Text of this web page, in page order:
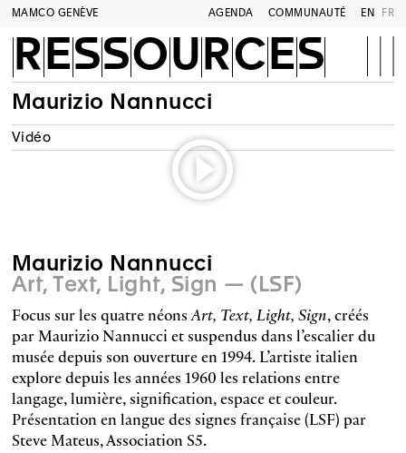
MAMCO GENÈVE AGENDA COMMUNAUTÉ EN FR
RESSOURCES
Maurizio Nannucci
Vidéo
Maurizio Nannucci
Art, Text, Light, Sign — (LSF)
Focus sur les quatre néonsArt, Text, Light, Sign, créés
par Maurizio Nannucci et suspendus dans l’escalier du
musée depuis son ouverture en 1994. L’artiste italien
explore depuis les années 1960 les relations entre
langage, lumière, signification, espace et couleur.
Présentation en langue des signes française (LSF) par
Steve Mateus, Association S5.